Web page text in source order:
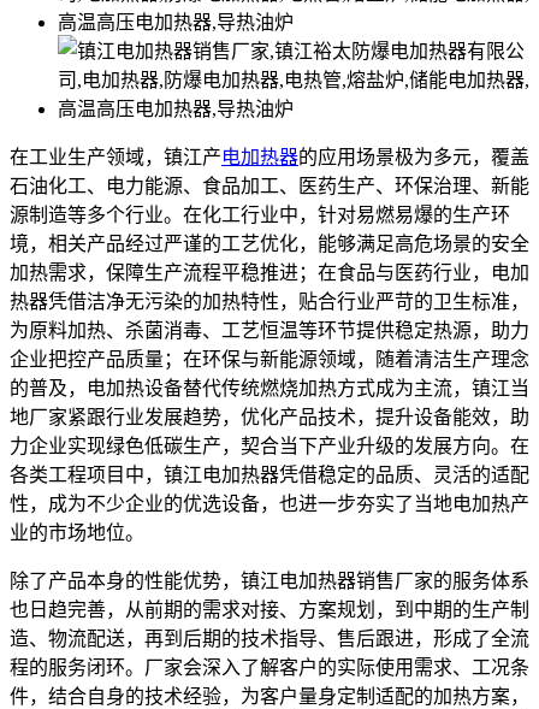
在工业生产领域，镇江产电加热器的应用场景极为多元，覆盖
石油化工、电力能源、食品加工、医药生产、环保治理、新能
源制造等多个行业。在化工行业中，针对易燃易爆的生产环
境，相关产品经过严谨的工艺优化，能够满足高危场景的安全
加热需求，保障生产流程平稳推进；在食品与医药行业，电加
热器凭借洁净无污染的加热特性，贴合行业严苛的卫生标准，
为原料加热、杀菌消毒、工艺恒温等环节提供稳定热源，助力
企业把控产品质量；在环保与新能源领域，随着清洁生产理念
的普及，电加热设备替代传统燃烧加热方式成为主流，镇江当
地厂家紧跟行业发展趋势，优化产品技术，提升设备能效，助
力企业实现绿色低碳生产，契合当下产业升级的发展方向。在
各类工程项目中，镇江电加热器凭借稳定的品质、灵活的适配
性，成为不少企业的优选设备，也进一步夯实了当地电加热产
业的市场地位。
除了产品本身的性能优势，镇江电加热器销售厂家的服务体系
也日趋完善，从前期的需求对接、方案规划，到中期的生产制
造、物流配送，再到后期的技术指导、售后跟进，形成了全流
程的服务闭环。厂家会深入了解客户的实际使用需求、工况条
件，结合自身的技术经验，为客户量身定制适配的加热方案，